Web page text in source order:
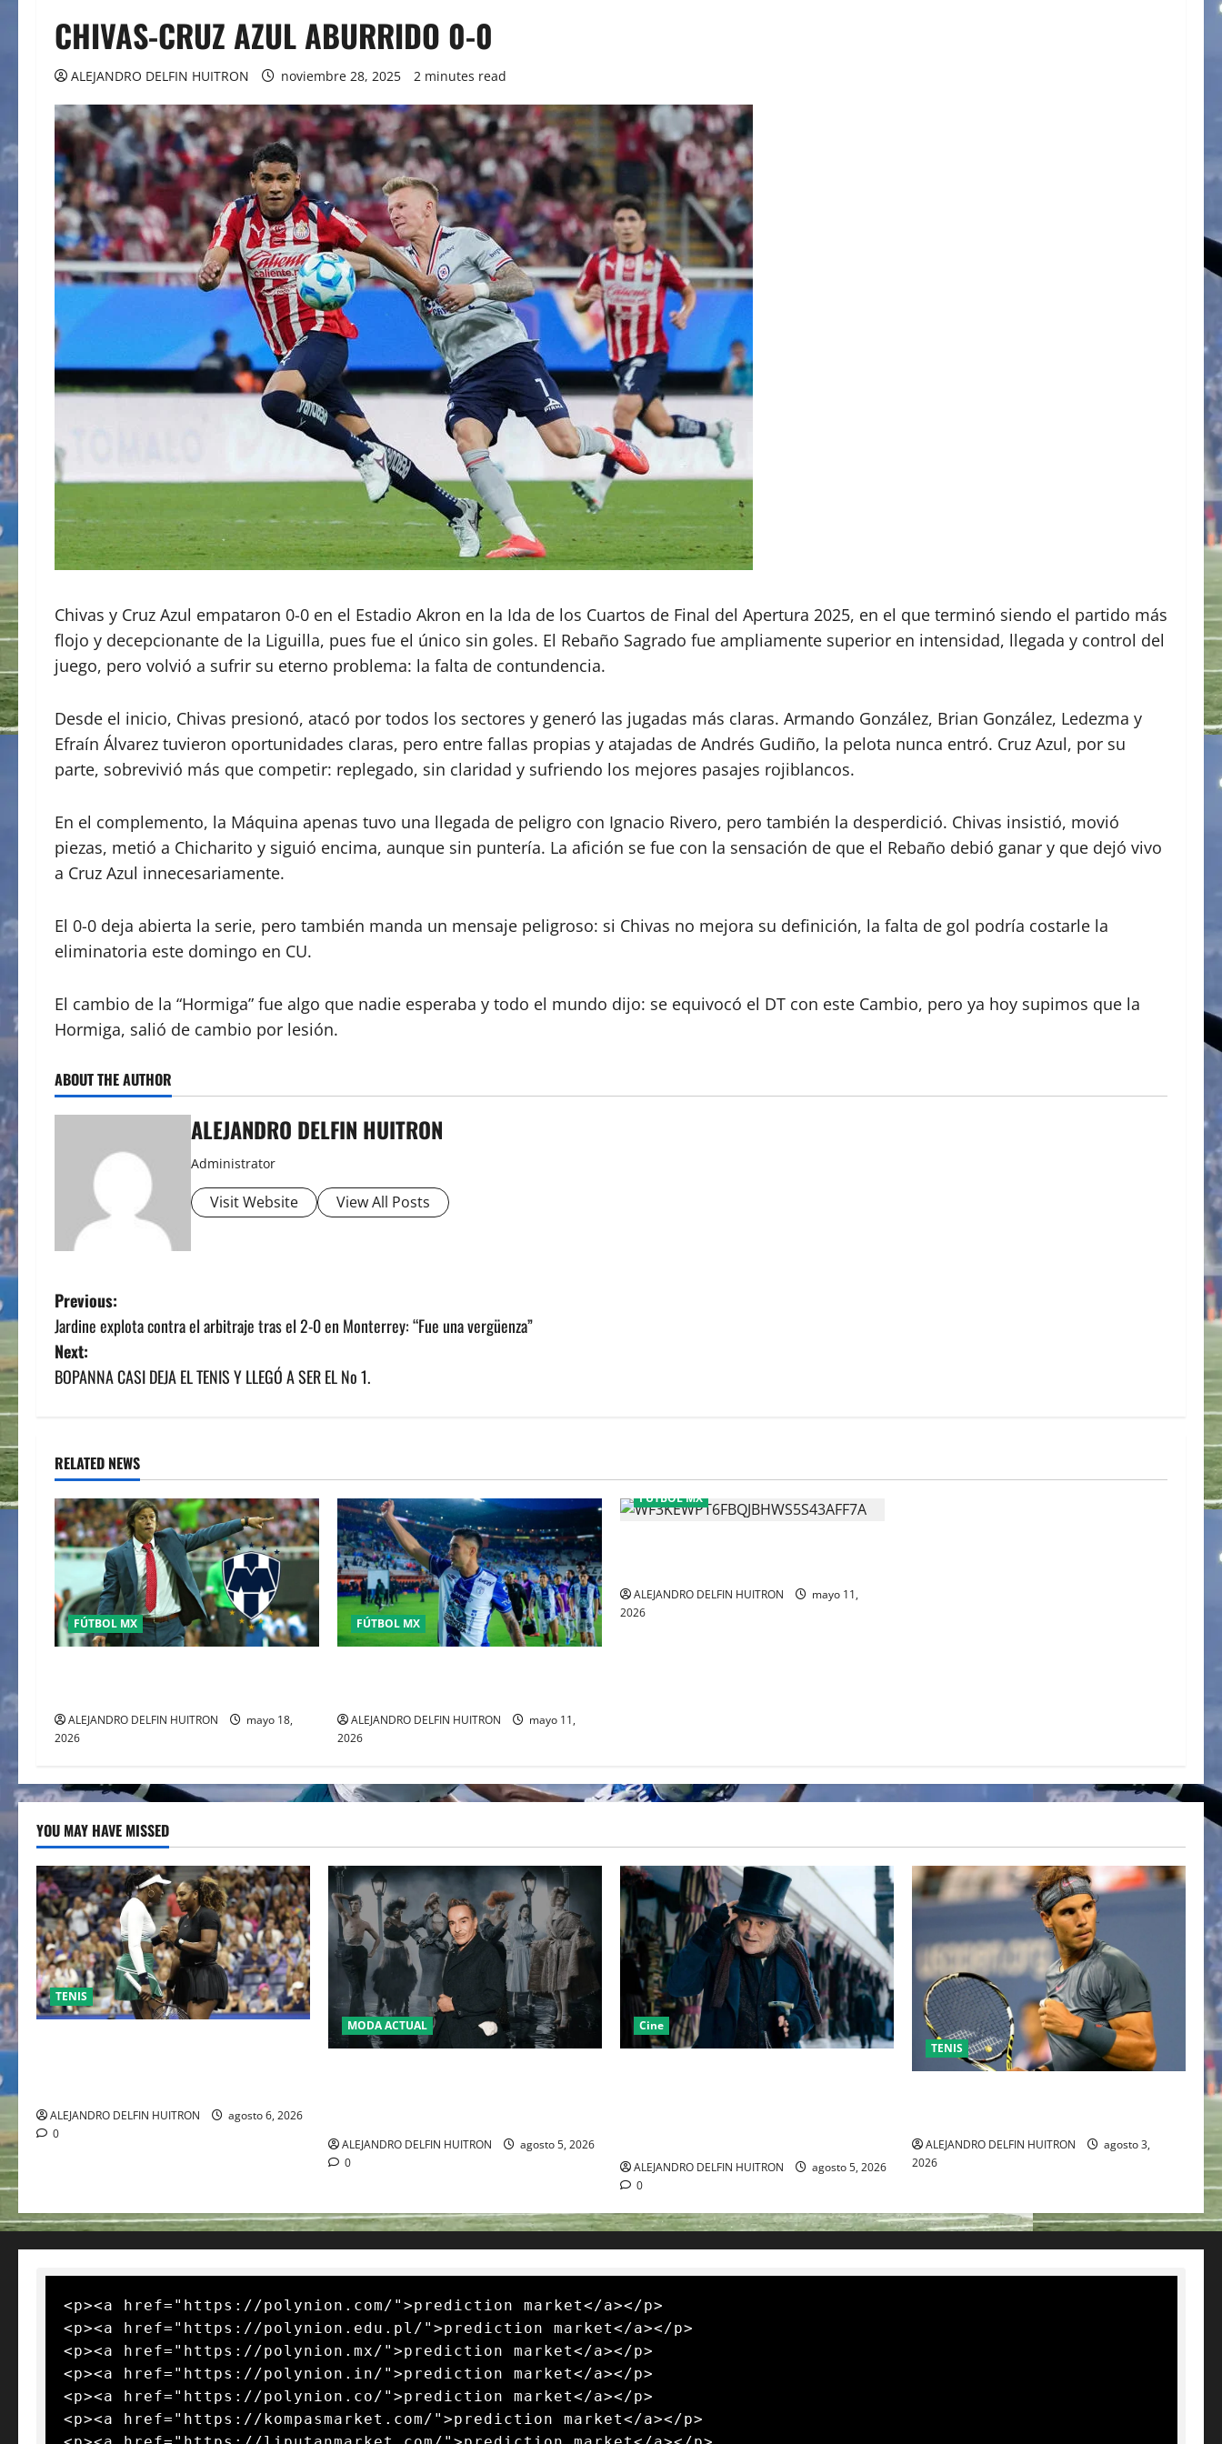
CHIVAS-CRUZ AZUL ABURRIDO 0-0
ALEJANDRO DELFIN HUITRON noviembre 28, 2025 2 minutes read
Chivas y Cruz Azul empataron 0-0 en el Estadio Akron en la Ida de los Cuartos de Final del Apertura 2025, en el que terminó siendo el partido más
flojo y decepcionante de la Liguilla, pues fue el único sin goles. El Rebaño Sagrado fue ampliamente superior en intensidad, llegada y control del
juego, pero volvió a sufrir su eterno problema: la falta de contundencia.
Desde el inicio, Chivas presionó, atacó por todos los sectores y generó las jugadas más claras. Armando González, Brian González, Ledezma y
Efraín Álvarez tuvieron oportunidades claras, pero entre fallas propias y atajadas de Andrés Gudiño, la pelota nunca entró. Cruz Azul, por su
parte, sobrevivió más que competir: replegado, sin claridad y sufriendo los mejores pasajes rojiblancos.
En el complemento, la Máquina apenas tuvo una llegada de peligro con Ignacio Rivero, pero también la desperdició. Chivas insistió, movió
piezas, metió a Chicharito y siguió encima, aunque sin puntería. La afición se fue con la sensación de que el Rebaño debió ganar y que dejó vivo
a Cruz Azul innecesariamente.
El 0-0 deja abierta la serie, pero también manda un mensaje peligroso: si Chivas no mejora su definición, la falta de gol podría costarle la
eliminatoria este domingo en CU.
El cambio de la “Hormiga” fue algo que nadie esperaba y todo el mundo dijo: se equivocó el DT con este Cambio, pero ya hoy supimos que la
Hormiga, salió de cambio por lesión.
ABOUT THE AUTHOR
ALEJANDRO DELFIN HUITRON
Administrator
Visit Website View All Posts
P
o
s
n
a
v
i
g
a
i
n
Previous:
Jardine explota contra el arbitraje tras el 2-0 en Monterrey: “Fue una vergüenza”
Next:
BOPANNA CASI DEJA EL TENIS Y LLEGÓ A SER EL No 1.
RELATED NEWS
FÚTBOL MX
ALEJANDRO DELFIN HUITRON
mayo 18,
2026
FÚTBOL MX
ALEJANDRO DELFIN HUITRON
mayo 11,
2026
FÚTBOL MX
ALEJANDRO DELFIN HUITRON
mayo 11,
2026
YOU MAY HAVE MISSED
TENIS
ALEJANDRO DELFIN HUITRON
agosto 6, 2026
0
MODA ACTUAL
ALEJANDRO DELFIN HUITRON
agosto 5, 2026
0
Cine
ALEJANDRO DELFIN HUITRON
agosto 5, 2026
0
TENIS
ALEJANDRO DELFIN HUITRON
agosto 3,
2026
<p><a href="https://polynion.com/">prediction market</a></p>
<p><a href="https://polynion.edu.pl/">prediction market</a></p>
<p><a href="https://polynion.mx/">prediction market</a></p>
<p><a href="https://polynion.in/">prediction market</a></p>
<p><a href="https://polynion.co/">prediction market</a></p>
<p><a href="https://kompasmarket.com/">prediction market</a></p>